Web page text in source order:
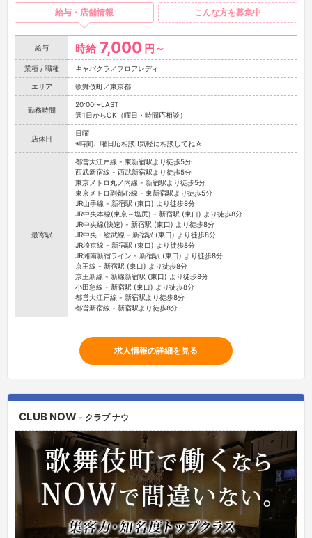
給与・店舗情報 こんな方を募集中
給与 時給 7,000 円～
業種 / 職種 キャバクラ／フロアレディ
エリア 歌舞伎町／東京都
勤務時間
20:00〜LAST
週1日からOK（曜日・時間応相談）
店休日
日曜
※時間、曜日応相談!!気軽に相談してね☆
最寄駅
都営大江戸線 - 東新宿駅より徒歩5分
西武新宿線 - 西武新宿駅より徒歩5分
東京メトロ丸ノ内線 - 新宿駅より徒歩5分
東京メトロ副都心線 - 東新宿駅より徒歩5分
JR山手線 - 新宿駅 (東口) より徒歩8分
JR中央本線(東京～塩尻) - 新宿駅 (東口) より徒歩8分
JR中央線(快速) - 新宿駅 (東口) より徒歩8分
JR中央・総武線 - 新宿駅 (東口) より徒歩8分
JR埼京線 - 新宿駅 (東口) より徒歩8分
JR湘南新宿ライン - 新宿駅 (東口) より徒歩8分
京王線 - 新宿駅 (東口) より徒歩8分
京王新線 - 新線新宿駅 (東口) より徒歩8分
小田急線 - 新宿駅 (東口) より徒歩8分
都営大江戸線 - 新宿駅より徒歩8分
都営新宿線 - 新宿駅より徒歩8分
求人情報の詳細を見る
CLUB NOW - クラブ ナウ